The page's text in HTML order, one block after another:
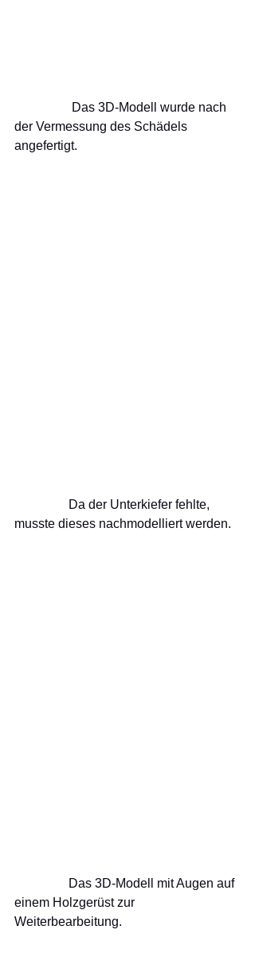
der Vermessung des Schädels
angefertigt.
musste dieses nachmodelliert werden.
einem Holzgerüst zur
Weiterbearbeitung.